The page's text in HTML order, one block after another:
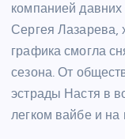
компанией
Сергея Лазарева,
графика смогла
сезона. От
эстрады Настя в
легком вайбе и на